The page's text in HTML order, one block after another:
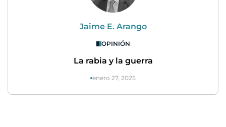
Jaime E. Arango
OPINIÓN
La rabia y la guerra
enero 27, 2025